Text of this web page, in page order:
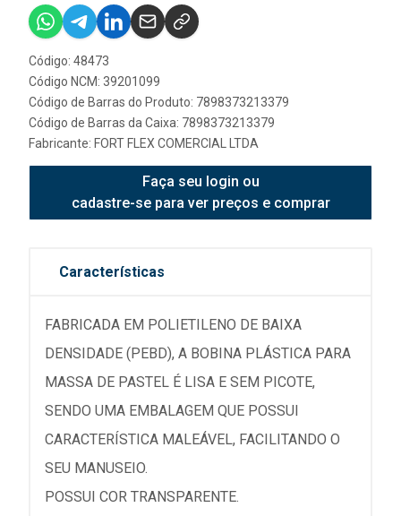
Código: 48473
Código NCM: 39201099
Código de Barras do Produto: 7898373213379
Código de Barras da Caixa: 7898373213379
Fabricante: FORT FLEX COMERCIAL LTDA
Faça seu login ou
cadastre-se para ver preços e comprar
Características
FABRICADA EM POLIETILENO DE BAIXA
DENSIDADE (PEBD), A BOBINA PLÁSTICA PARA
MASSA DE PASTEL É LISA E SEM PICOTE,
SENDO UMA EMBALAGEM QUE POSSUI
CARACTERÍSTICA MALEÁVEL, FACILITANDO O
SEU MANUSEIO.
POSSUI COR TRANSPARENTE.